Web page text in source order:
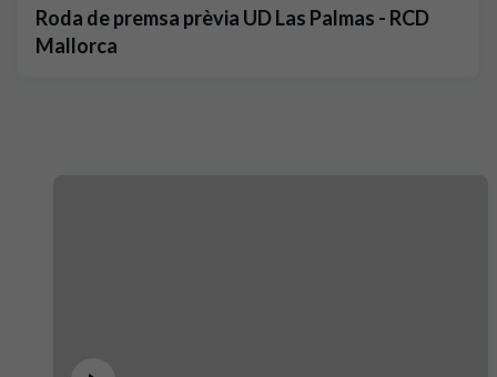
Roda de premsa prèvia UD Las Palmas - RCD
Mallorca